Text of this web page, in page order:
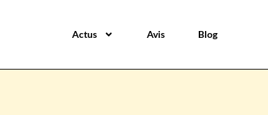
Actus Avis Blog